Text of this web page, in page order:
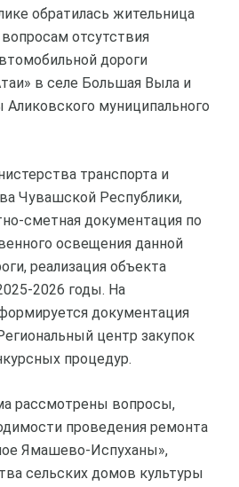
обратилась жительница
отсутствия
дороги
в селе Большая Выла и
муниципального
транспорта и
Чувашской Республики,
сметная документация по
освещения данной
реализация объекта
2026 годы. На
документация
центр закупок
процедур.
рассмотрены вопросы,
проведения ремонта
Ямашево-Испуханы»,
сельских домов культуры